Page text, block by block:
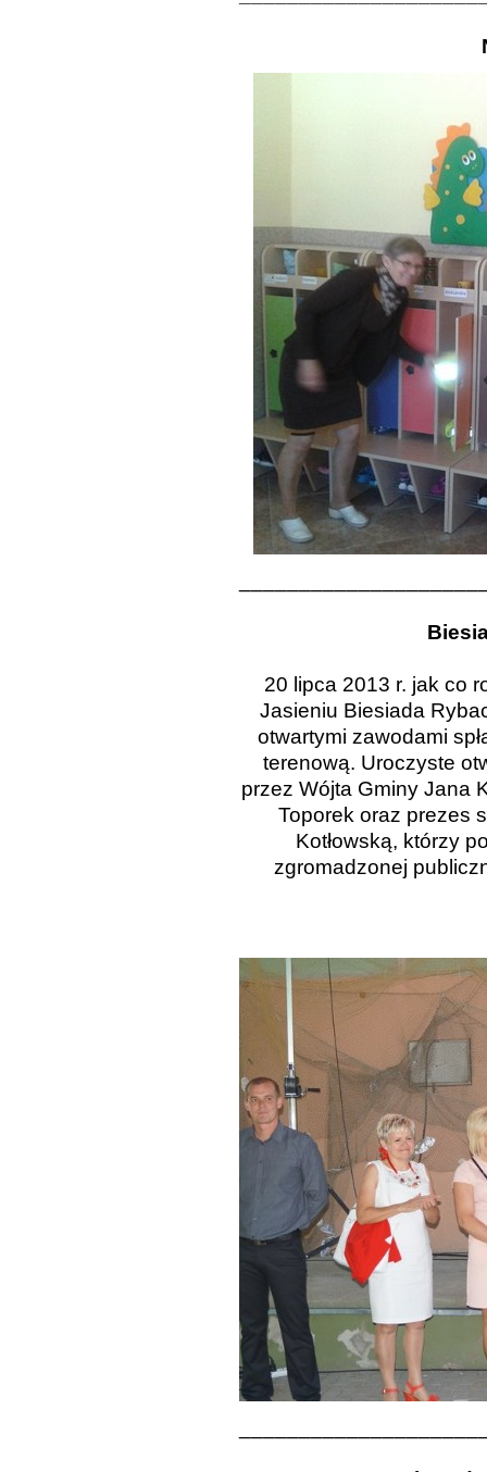
20 lipca 2013 r. jak co
Jasieniu Biesiada
otwartymi zawodami
terenową. Uroczyste
przez Wójta Gminy Jana
Toporek oraz prezes
Kotłowską, którzy
zgromadzonej